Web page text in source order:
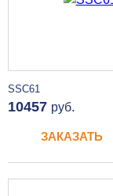
SSC61
10457 руб.
ЗАКАЗАТЬ